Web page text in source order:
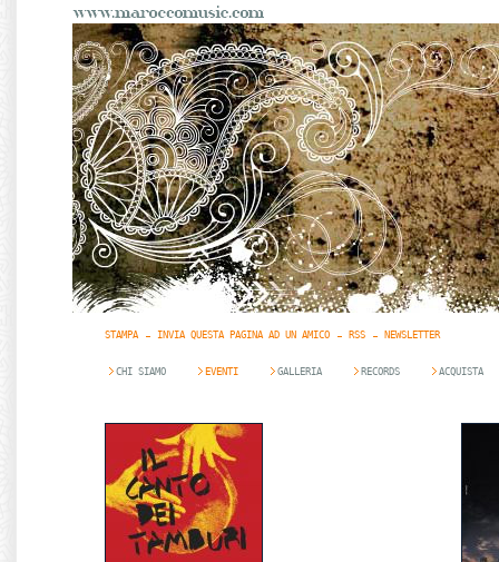
STAMPA INVIA QUESTA PAGINA AD UN AMICO RSS NEWSLETTER
CHI SIAMO EVENTI GALLERIA RECORDS ACQUISTA